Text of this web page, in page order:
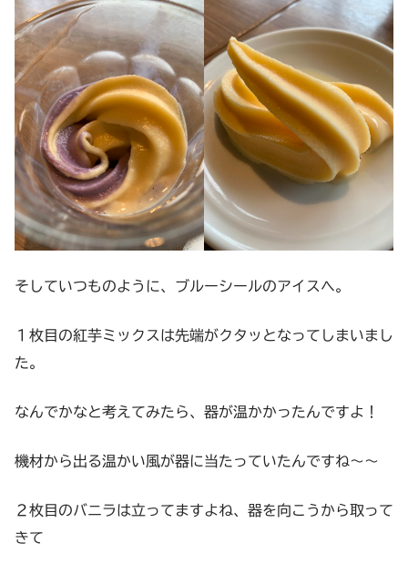
そしていつものように、ブルーシールのアイスへ。
１枚目の紅芋ミックスは先端がクタッとなってしまいまし
た。
なんでかなと考えてみたら、器が温かかったんですよ！
機材から出る温かい風が器に当たっていたんですね～～
２枚目のバニラは立ってますよね、器を向こうから取って
きて